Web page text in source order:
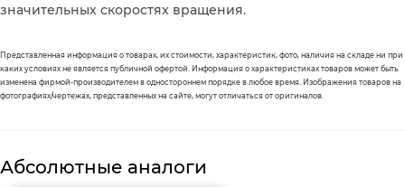
значительных скоростях вращения.
Представленная информация о товарах, их стоимости, характеристик, фото, наличия на складе ни при
каких условиях не является публичной офертой. Информация о характеристиках товаров может быть
изменена фирмой-производителем в одностороннем порядке в любое время. Изображения товаров на
фотографиях/чертежах, представленных на сайте, могут отличаться от оригиналов.
Абсолютные аналоги